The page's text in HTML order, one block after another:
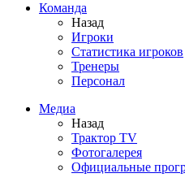
Команда
Назад
Игроки
Статистика игроков
Тренеры
Персонал
Медиа
Назад
Трактор TV
Фотогалерея
Официальные